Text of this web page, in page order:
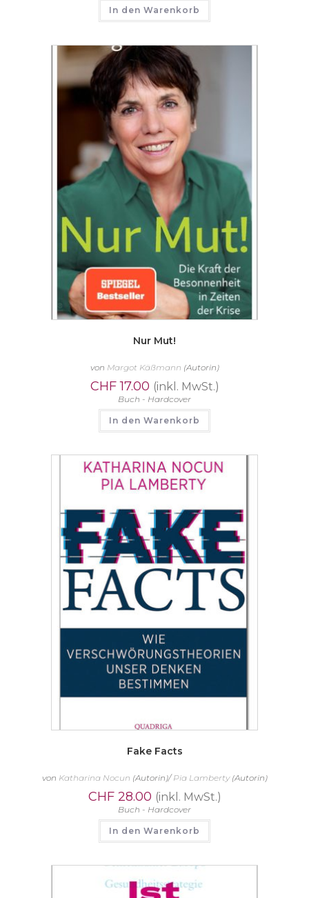
In den Warenkorb
Nur Mut!
von Margot Käßmann (Autorin)
CHF17.00 (inkl. MwSt.)
Buch - Hardcover
In den Warenkorb
Fake Facts
von Katharina Nocun (Autorin)/Pia Lamberty(Autorin)
CHF28.00 (inkl. MwSt.)
Buch - Hardcover
In den Warenkorb